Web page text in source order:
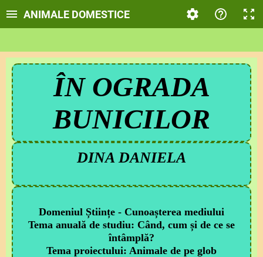
ANIMALE DOMESTICE
ÎN OGRADA
BUNICILOR
DINA DANIELA
Domeniul Științe - Cunoașterea mediului
Tema anuală de studiu: Când, cum și de ce se
întâmplă?
Tema proiectului: Animale de pe glob